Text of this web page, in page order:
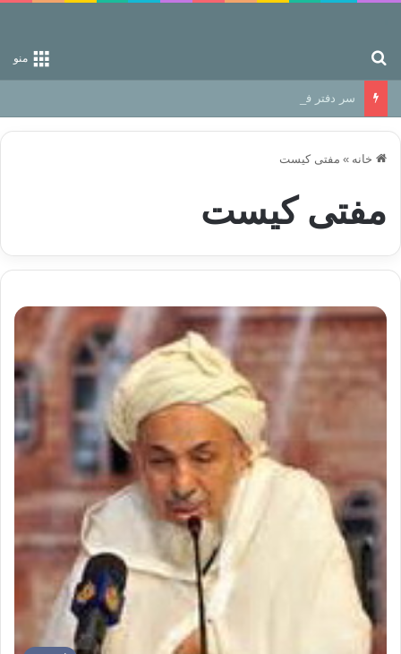
منو
سر دفتر فساد در زمین‌، دوری وکناره‌گیری از راه خداست‌!
خانه » مفتی کیست
مفتی کیست